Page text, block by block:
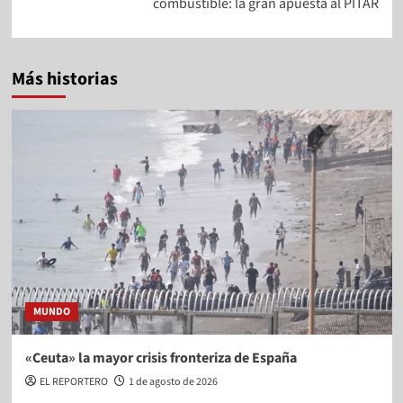
Más historias
MUNDO
«Ceuta» la mayor crisis fronteriza de España
EL REPORTERO 1 de agosto de 2026